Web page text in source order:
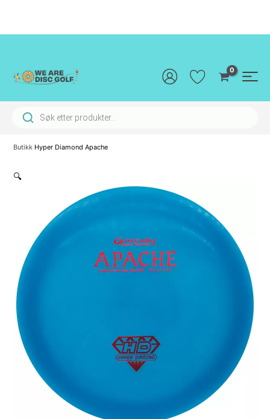
innholdet
Products search
Butikk Hyper Diamond Apache
🔍